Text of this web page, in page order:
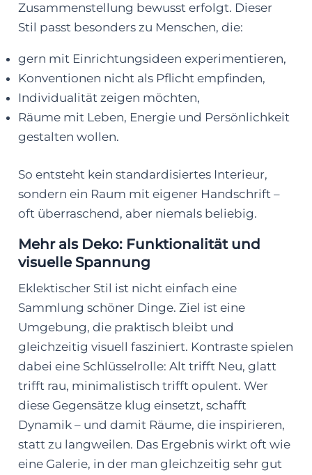
Zusammenstellung bewusst erfolgt. Dieser
Stil passt besonders zu Menschen, die:
gern mit Einrichtungsideen experimentieren,
Konventionen nicht als Pflicht empfinden,
Individualität zeigen möchten,
Räume mit Leben, Energie und Persönlichkeit
gestalten wollen.
So entsteht kein standardisiertes Interieur,
sondern ein Raum mit eigener Handschrift –
oft überraschend, aber niemals beliebig.
Mehr als Deko: Funktionalität und
visuelle Spannung
Eklektischer Stil ist nicht einfach eine
Sammlung schöner Dinge. Ziel ist eine
Umgebung, die praktisch bleibt und
gleichzeitig visuell fasziniert. Kontraste spielen
dabei eine Schlüsselrolle: Alt trifft Neu, glatt
trifft rau, minimalistisch trifft opulent. Wer
diese Gegensätze klug einsetzt, schafft
Dynamik – und damit Räume, die inspirieren,
statt zu langweilen. Das Ergebnis wirkt oft wie
eine Galerie, in der man gleichzeitig sehr gut